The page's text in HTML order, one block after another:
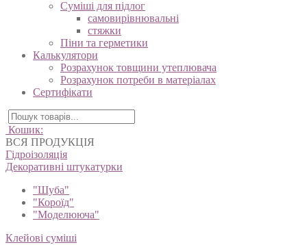
Суміші для підлог
самовирівнювальні
стяжки
Піни та герметики
Калькулятори
Розрахунок товщини утеплювача
Розрахунок потреби в матеріалах
Сертифікати
Кошик:
ВСЯ ПРОДУКЦІЯ
Гідроізоляція
Декоративні штукатурки
"Шуба"
"Короїд"
"Моделююча"
Клейові суміші